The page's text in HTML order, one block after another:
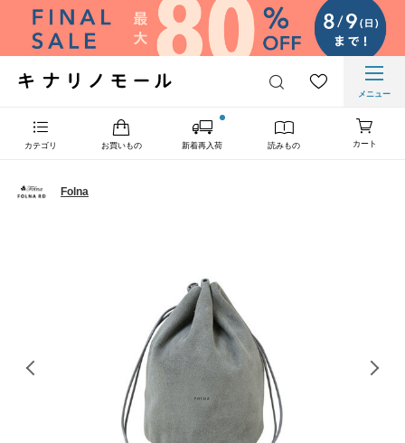
メニュー
カテゴリ お買いもの 新着再入荷 読みもの カート
Folna